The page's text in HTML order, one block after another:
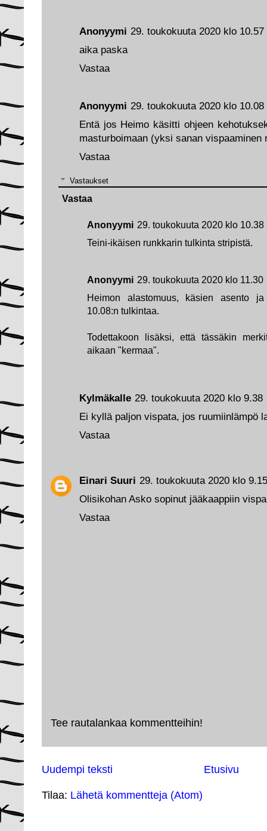
Einari Suuri 29. toukokuuta 2020 klo 9.15
Olisikohan Asko sopinut jääkaappiin
Vastaa
Kylmäkalle 29. toukokuuta 2020 klo 9.38
Ei kyllä paljon vispata, jos ruumiinlämpö
Vastaa
Anonyymi 29. toukokuuta 2020 klo 10.08
Entä jos Heimo käsitti ohjeen
masturboimaan (yksi sanan vispaaminen
Vastaa
Vastaukset
Anonyymi 29. toukokuuta 2020 klo 10.38
Teini-ikäisen runkkarin tulkinta stripistä.
Anonyymi 29. toukokuuta 2020 klo 11.30
Heimon alastomuus, käsien asento
10.08:n tulkintaa.
Todettakoon lisäksi, että tässäkin
aikaan "kermaa".
Vastaa
Anonyymi 29. toukokuuta 2020 klo 10.57
aika paska
Vastaa
Tee rautalankaa kommentteihin!
Uudempi teksti Etusivu
Tilaa: Lähetä kommentteja (Atom)